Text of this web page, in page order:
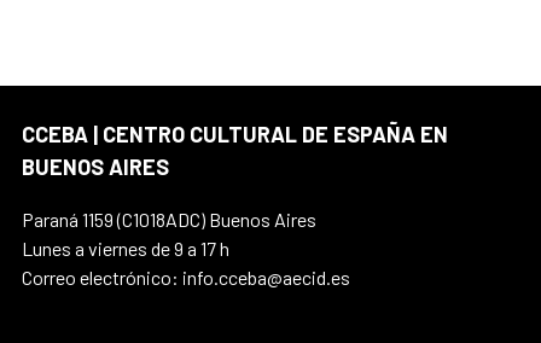
CCEBA | CENTRO CULTURAL DE ESPAÑA EN
BUENOS AIRES
Paraná 1159 (C1018ADC) Buenos Aires
Lunes a viernes de 9 a 17 h
Correo electrónico: info.cceba@aecid.es